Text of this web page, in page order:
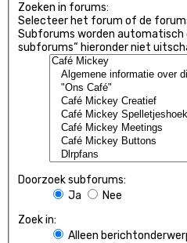
Zoeken in forums:
Selecteer het forum of de
Subforums worden automatisch
subforums“ hieronder niet
Doorzoek subforums:
Ja
Nee
Zoek in:
Alleen